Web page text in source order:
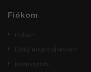
Fiókom
Fiókom
Eddigi megrendeléseim
Kívánságlista